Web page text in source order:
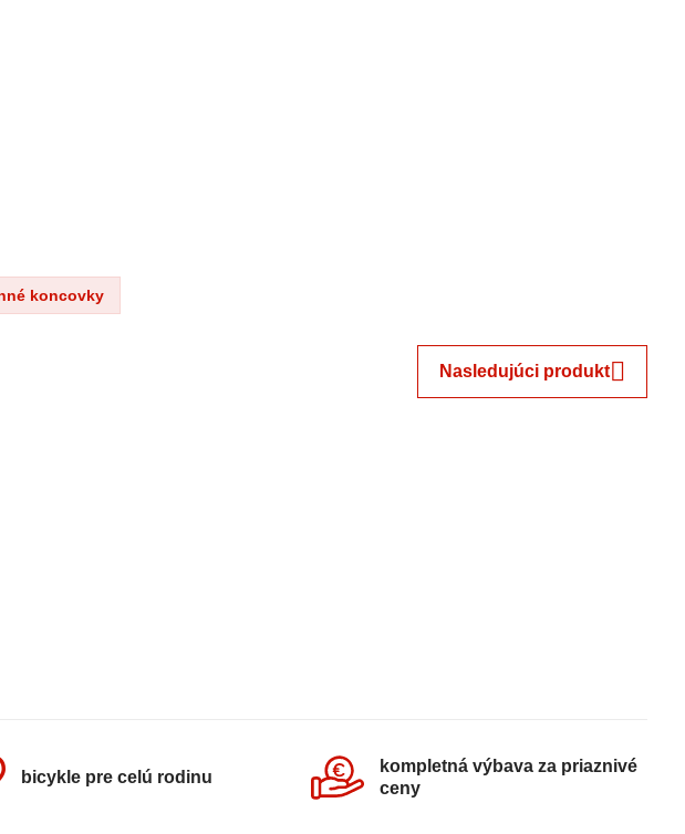
koncovky
Nasledujúci produkt
bicykle pre celú rodinu
kompletná výbava za priaznivé
ceny